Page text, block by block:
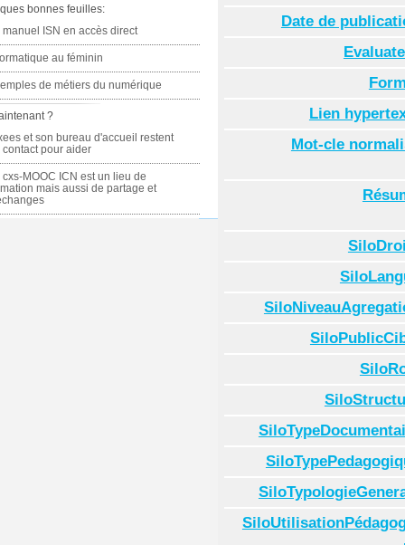
Date de
Lien
Mot-cle
bonnes feuilles:
manuel ISN en accès direct
au féminin
de métiers du numérique
?
et son bureau d'accueil restent
contact pour aider
cxs-MOOC ICN est un lieu de
mais aussi de partage et